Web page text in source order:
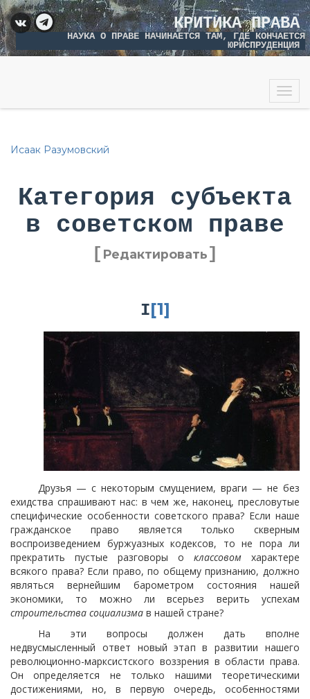
КРИТИКА ПРАВА
НАУКА О ПРАВЕ НАЧИНАЕТСЯ ТАМ, ГДЕ КОНЧАЕТСЯ
ЮРИСПРУДЕНЦИЯ
Исаак Разумовский
Категория субъекта
в советском праве
[ Редактировать]
I[1]
Друзья — с некоторым смущением, враги — не без
ехидства спрашивают нас: в чем же, наконец, пресловутые
специфические особенности советского права? Если наше
гражданское право является только скверным
воспроизведением буржуазных кодексов, то не пора ли
прекратить пустые разговоры о классовом характере
всякого права? Если право, по общему признанию, должно
являться вернейшим барометром состояния нашей
экономики, то можно ли всерьез верить успехам
строительства социализма в нашей стране?
На эти вопросы должен дать вполне
недвусмысленный ответ новый этап в развитии нашего
революционно-марксистского воззрения в области права.
Он определяется не только нашими теоретическими
достижениями, но, в первую очередь, особенностями